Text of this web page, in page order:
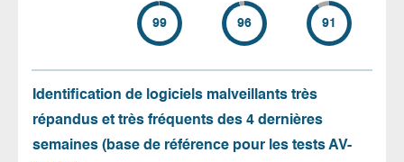
99 96 91
Identification de logiciels malveillants très
répandus et très fréquents des 4 dernières
semaines (base de référence pour les tests AV-